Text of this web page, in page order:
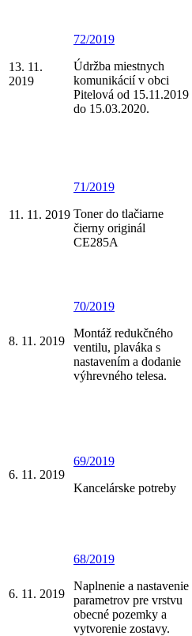
13. 11.
2019
72/2019
Údržba miestnych
komunikácií v obci
Pitelová od 15.11.2019
do 15.03.2020.
11. 11. 2019
71/2019
Toner do tlačiarne
čierny originál
CE285A
8. 11. 2019
70/2019
Montáž redukčného
ventilu, plaváka s
nastavením a dodanie
výhrevného telesa.
6. 11. 2019
69/2019
Kancelárske potreby
6. 11. 2019
68/2019
Naplnenie a nastavenie
parametrov pre vrstvu
obecné pozemky a
vytvorenie zostavy.